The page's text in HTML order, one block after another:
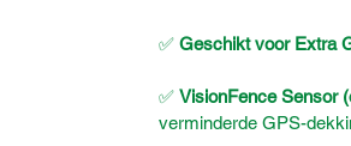
✅ Geschikt voor Extra
✅ VisionFence Sensor
verminderde GPS-